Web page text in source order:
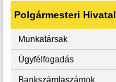
Polgármesteri Hivatal
Munkatársak
Ügyfélfogadás
Bankszámlaszámok